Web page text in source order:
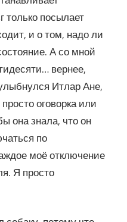
посылает
и о том, надо ли
А со мной
вернее,
Итлар Ане,
оговорка или
она знала, что он
по
моё отключение
Я просто